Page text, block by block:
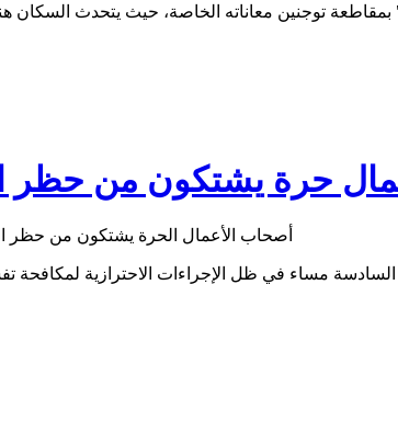
حرة يشتكون من حظر